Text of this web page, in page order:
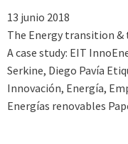
13 junio 2018
The Energy transition &
A case study: EIT
Serkine, Diego Pavía
Innovación, Energía,
Energías renovables